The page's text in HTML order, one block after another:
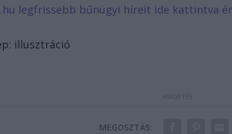
legfrissebb bűnügyi híreit ide kattintva
illusztráció
MEGOSZTÁS: